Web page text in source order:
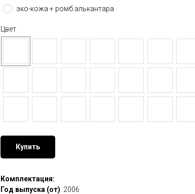
эко-кожа + ромб алькантара
Цвет
Купить
Комплектация:
Год выпуска (от): 2006